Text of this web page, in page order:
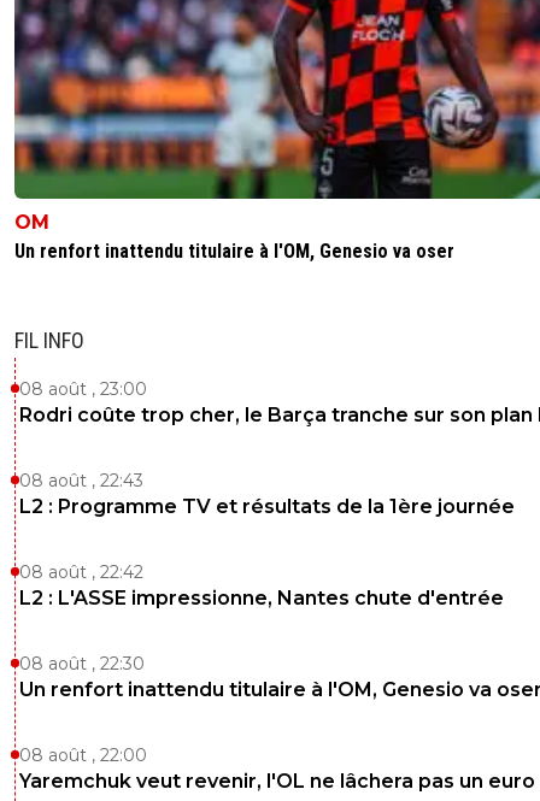
OM
Un renfort inattendu titulaire à l'OM, Genesio va oser
FIL INFO
08 août , 23:00
Rodri coûte trop cher, le Barça tranche sur son plan
08 août , 22:43
L2 : Programme TV et résultats de la 1ère journée
08 août , 22:42
L2 : L'ASSE impressionne, Nantes chute d'entrée
08 août , 22:30
Un renfort inattendu titulaire à l'OM, Genesio va
08 août , 22:00
Yaremchuk veut revenir, l'OL ne lâchera pas un euro